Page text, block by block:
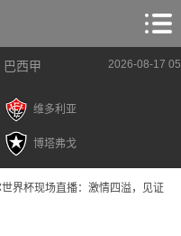
巴西甲 2026-08-17
维多利亚
博塔弗戈
界杯现场直播：激情四溢，见证